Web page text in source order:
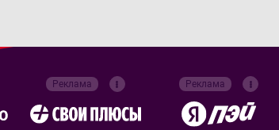
Реклама Реклама